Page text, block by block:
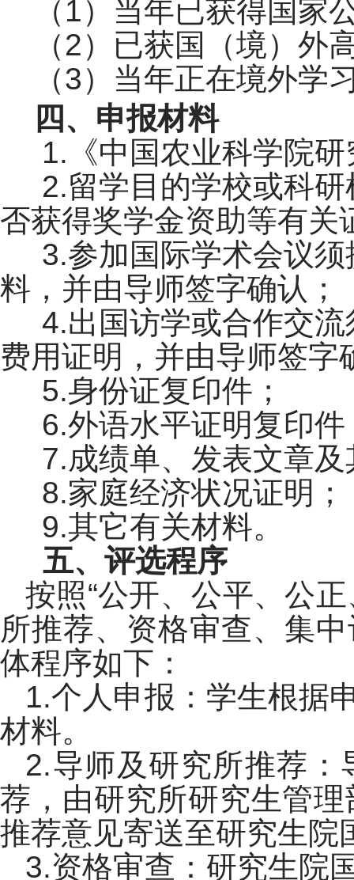
（1）当年已获得国家
（2）已获国（境）外
（3）当年正在境外学
四、申报材料
1.《中国农业科学院
2.留学目的学校或科
否获得奖学金资助等有关
3.参加国际学术会议
料，并由导师签字确认；
4.出国访学或合作交
费用证明，并由导师签字
5.身份证复印件；
6.外语水平证明复印件
7.成绩单、发表文章
8.家庭经济状况证明；
9.其它有关材料。
五、评选程序
按照“公开、公平、公
所推荐、资格审查、集
体程序如下：
1.个人申报：学生根据
材料。
2.导师及研究所推荐
荐，由研究所研究生管
推荐意见寄送至研究生院
3.资格审查：研究生院